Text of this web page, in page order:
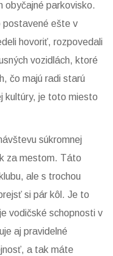
obyčajné parkovisko.
postavené ešte v
hovoriť, rozpovedali
vozidlách, ktoré
čo majú radi starú
kultúry, je toto miesto
súkromnej
za mestom. Táto
ale s trochou
si pár kôl. Je to
vodičské schopnosti v
aj pravidelné
a tak máte